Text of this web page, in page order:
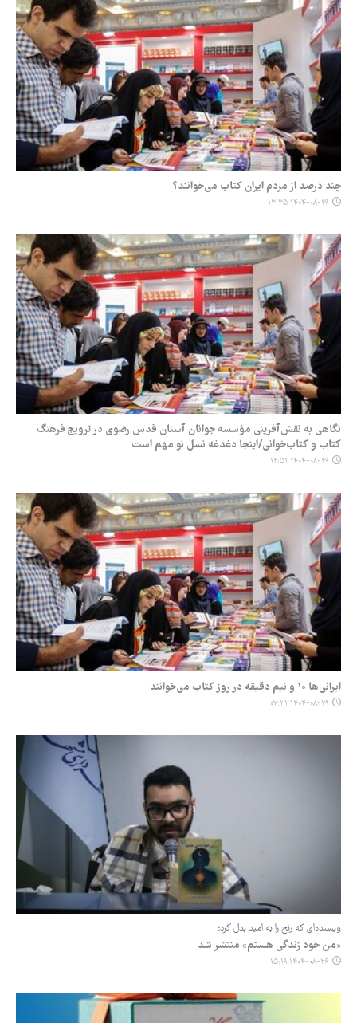
چند درصد از مردم ایران کتاب می‌خوانند؟
۱۴۰۴-۰۸-۲۹ ۱۳:۳۵
نگاهی به نقش‌آفرینی مؤسسه جوانان آستان قدس رضوی در ترویج فرهنگ
کتاب و کتاب‌خوانی/اینجا دغدغه نسل نو مهم است
۱۴۰۴-۰۸-۲۹ ۱۲:۵۱
ایرانی‌ها ۱۰ و نیم دقیقه در روز کتاب می‌خوانند
۱۴۰۴-۰۸-۲۹ ۰۷:۳۱
ویسنده‌ای که رنج را به امید بدل کرد؛
«من خود زندگی هستم» منتشر شد
۱۴۰۴-۰۸-۲۶ ۱۵:۱۹